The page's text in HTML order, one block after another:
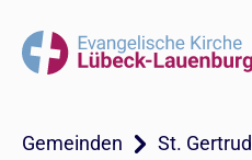
Gemeinden St. Gertrud